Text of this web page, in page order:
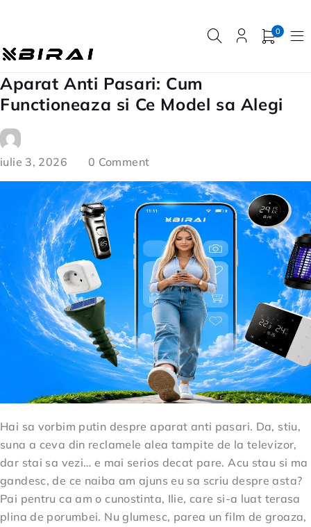
0
Aparat Anti Pasari: Cum
Functioneaza si Ce Model sa Alegi
iulie 3, 2026 0 Comment
Hai sa vorbim putin despre aparat anti pasari. Da, stiu,
suna a ceva din reclamele alea tampite de la televizor,
dar stai sa vezi… e mai serios decat pare. Acu stau si ma
gandesc, de ce naiba am ajuns eu sa scriu despre asta?
Pai pentru ca am o cunostinta, Ilie, care si-a luat terasa
plina de porumbei. Nu glumesc, parea un film de groaza,